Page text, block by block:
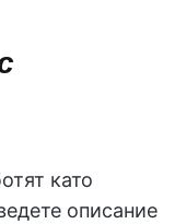
като
описание